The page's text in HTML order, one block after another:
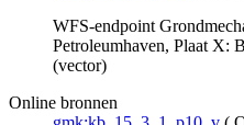
WFS-endpoint
Petroleumhaven, Plaat X:
(vector)
Online bronnen